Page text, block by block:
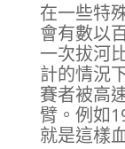
在一些特
會有數以
一次拔河
計的情況
賽者被高
臂。例如
就是這樣